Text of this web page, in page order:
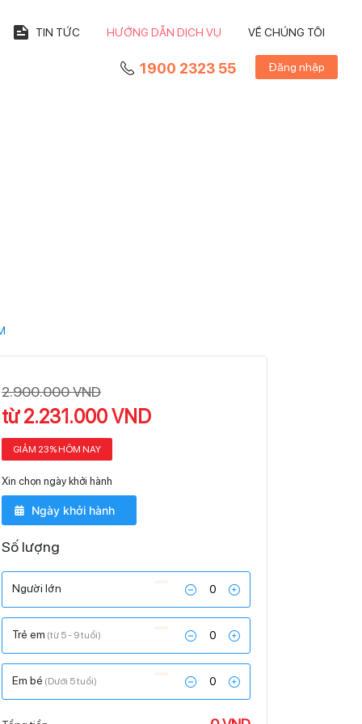
TIN TỨC HƯỚNG DẪN DỊCH VỤ VỀ CHÚNG TÔI
1900 2323 55 Đăng nhập
2.900.000 VND
từ 2.231.000 VND
GIẢM 23% HÔM NAY
Xin chọn ngày khởi hành
Số lượng
Người lớn
Trẻ em (từ 5 - 9 tuổi)
Em bé (Dưới 5 tuổi)